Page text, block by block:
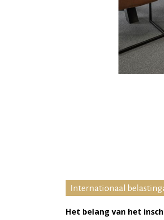
Internationaal
Het belang van het